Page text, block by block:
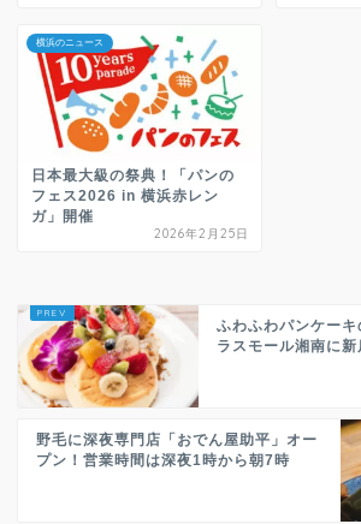
横浜のニュース
日本最大級の祭典！「パンの
フェス2026 in 横浜赤レン
ガ」開催
2026年2月25日
ふわふわパンケー
ラスモール湘南に新
野毛に深夜専門店「おでん屋助平」オー
プン！営業時間は深夜1時から朝7時